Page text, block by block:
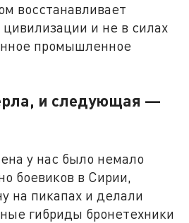
восстанавливает
и не в силах
промышленное
и следующая —
у нас было немало
боевиков в Сирии,
на пикапах и делали
гибриды бронетехники